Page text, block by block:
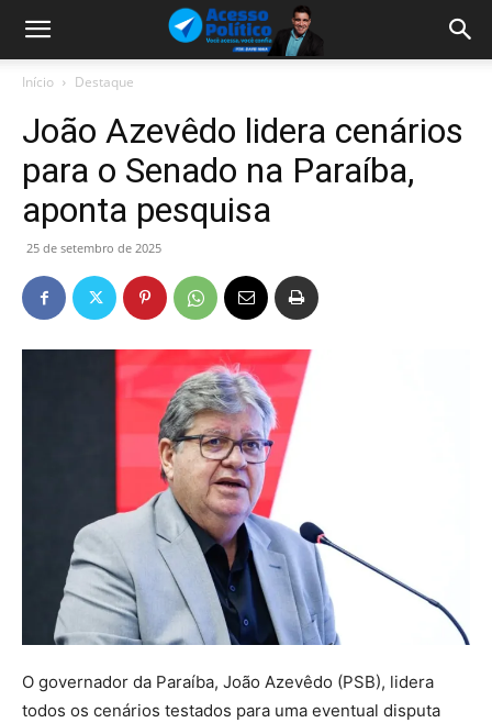
Início Destaque
João Azevêdo lidera cenários
para o Senado na Paraíba,
aponta pesquisa
25 de setembro de 2025
O governador da Paraíba, João Azevêdo (PSB), lidera
todos os cenários testados para uma eventual disputa